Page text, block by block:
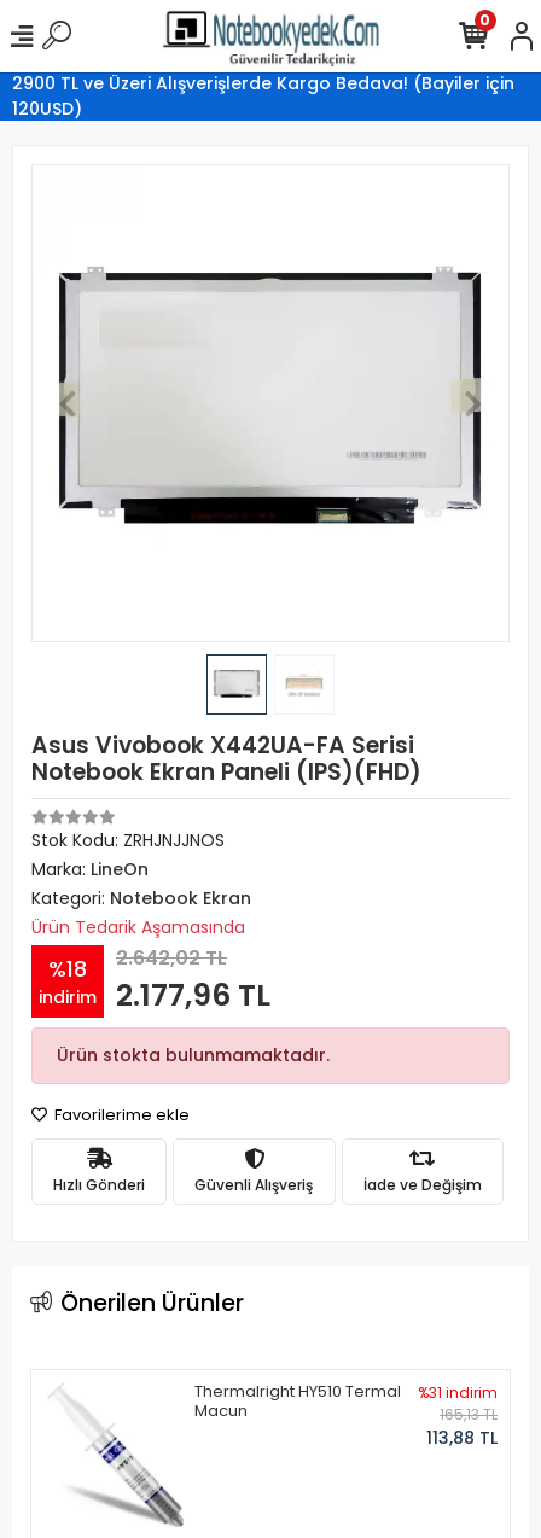
2900 TL ve Üzeri Alışverişlerde Kargo Bedava! (Bayiler için
120USD)
0
Asus Vivobook X442UA-FA Serisi
Notebook Ekran Paneli (IPS)(FHD)
Stok Kodu: ZRHJNJJNOS
Marka: LineOn
Kategori: Notebook Ekran
Ürün Tedarik Aşamasında
%18
indirim
2.642,02 TL
2.177,96 TL
Ürün stokta bulunmamaktadır.
Favorilerime ekle
Hızlı Gönderi Güvenli Alışveriş İade ve Değişim
Önerilen Ürünler
Thermalright HY510 Termal
Macun
%31 indirim
165,13 TL
113,88 TL